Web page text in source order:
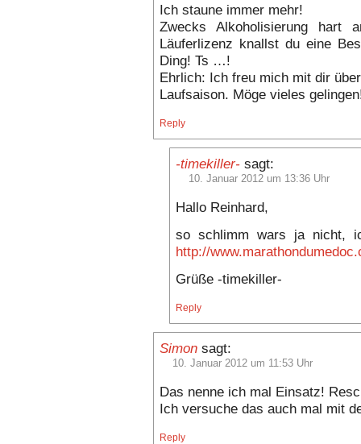
Ich staune immer mehr!
Zwecks Alkoholisierung hart
Läuferlizenz knallst du eine
Ding! Ts …!
Ehrlich: Ich freu mich mit dir
Laufsaison. Möge vieles
Reply
-timekiller- sagt:
10. Januar 2012 um 13:36 Uhr
Hallo Reinhard,
so schlimm wars ja nicht,
http://
Grüße -timekiller-
Reply
Simon sagt:
10. Januar 2012 um 11:53 Uhr
Das nenne ich mal Einsatz!
Ich versuche das auch mal mit
Reply